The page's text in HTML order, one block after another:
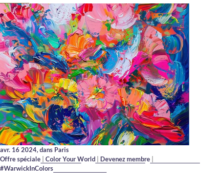
avr. 16 2024,dans Paris
Offre spéciale
Color Your World Devenez membre
#WarwickInColors